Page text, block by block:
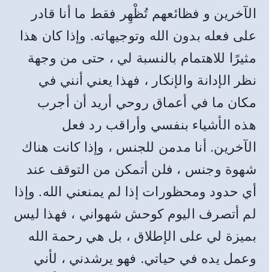
الآخرين و فظائعهم تُظْهِر فقط ما أنا قادر
على فعله بدون الله وتوجيهاته. وإذا كان هذا
مثيرًا للاهتمام بالنسبة لي ، حتى من وجهة
نظر الإدانة والإنكار ، فهذا يعني أنني في
مكان ما في أعماق روحي أريد أن أجرب
هذه الأشياء بنفسي وأراقب رد فعل
الآخرين. أنا مدمن للجنس ، وإذا كانت هناك
شهوة وجنس ، فلن أتمكن من التوقف عند
أي حدود ومحظورات إذا لم يمنعني الله. وإذا
لم أتصرف اليوم كوحش شهواني ، فهذا ليس
بميزة لي على الإطلاق ، بل هي رحمة الله
وعمل يده في حياتي. فهو يرشدني ، لأني